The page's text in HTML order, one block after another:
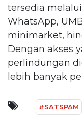
tersedia
WhatsApp,
minimarket,
Dengan akses
perlindungan
lebih banyak
#SATSPAM